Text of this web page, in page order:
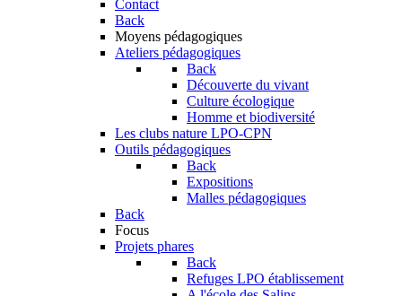
Contact
Back
Moyens pédagogiques
Ateliers pédagogiques
Back
Découverte du vivant
Culture écologique
Homme et biodiversité
Les clubs nature LPO-CPN
Outils pédagogiques
Back
Expositions
Malles pédagogiques
Back
Focus
Projets phares
Back
Refuges LPO établissement